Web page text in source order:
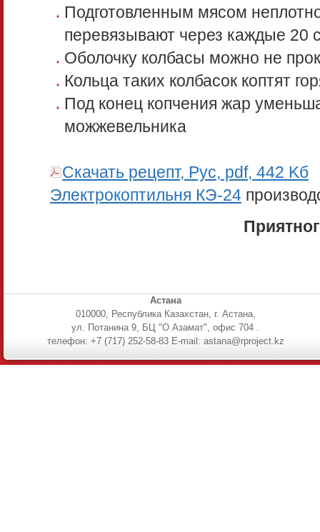
Подготовленным мясом
перевязывают через каждые 20
Оболочку колбасы можно не
Кольца таких колбасок коптят
Под конец копчения жар
можжевельника
Скачать рецепт, Рус, pdf, 442 Kб
Электрокоптильня КЭ-24
Астана
010000, Республика Казахстан, г. Астана,
ул. Потанина 9, БЦ "О Азамат", офис 704 .
телефон: +7 (717) 252-58-83 E-mail: astana@rproject.kz